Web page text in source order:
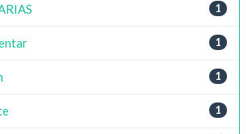
1
1
1
1